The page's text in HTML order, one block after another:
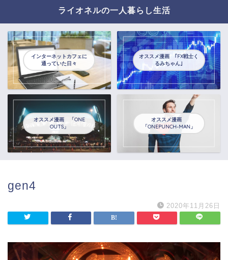
ライオネルの一人暮らし生活
インターネットカフェに
通っていた日々
オススメ漫画 ｢FX戦士く
るみちゃん｣
オススメ漫画 「ONE
OUTS」
オススメ漫画
「ONEPUNCH-MAN」
gen4
2020年11月26日